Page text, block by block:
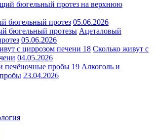
бюгельный протез 05.06.2026
Ацеталовый
05.06.2026
Сколько живут с
04.05.2026
Алкоголь и
23.04.2026